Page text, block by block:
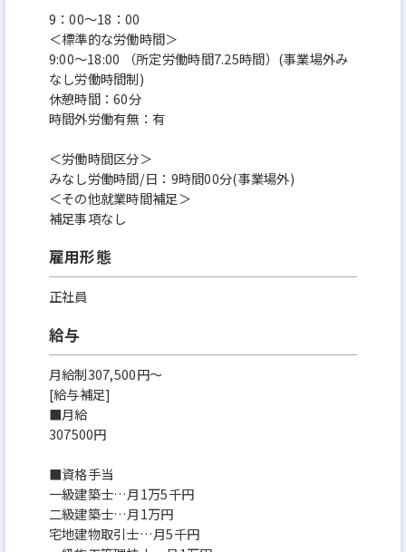
9：00〜18：00
＜標準的な労働時間＞
9:00〜18:00 （所定労働時間7.25時間）(事業場外み
なし労働時間制)
休憩時間：60分
時間外労働有無：有
＜労働時間区分＞
みなし労働時間/日：9時間00分(事業場外)
＜その他就業時間補足＞
補足事項なし
雇用形態
正社員
給与
月給制307,500円～
[給与補足]
■月給
307500円
■資格手当
一級建築士…月1万5千円
二級建築士…月1万円
宅地建物取引士…月5千円